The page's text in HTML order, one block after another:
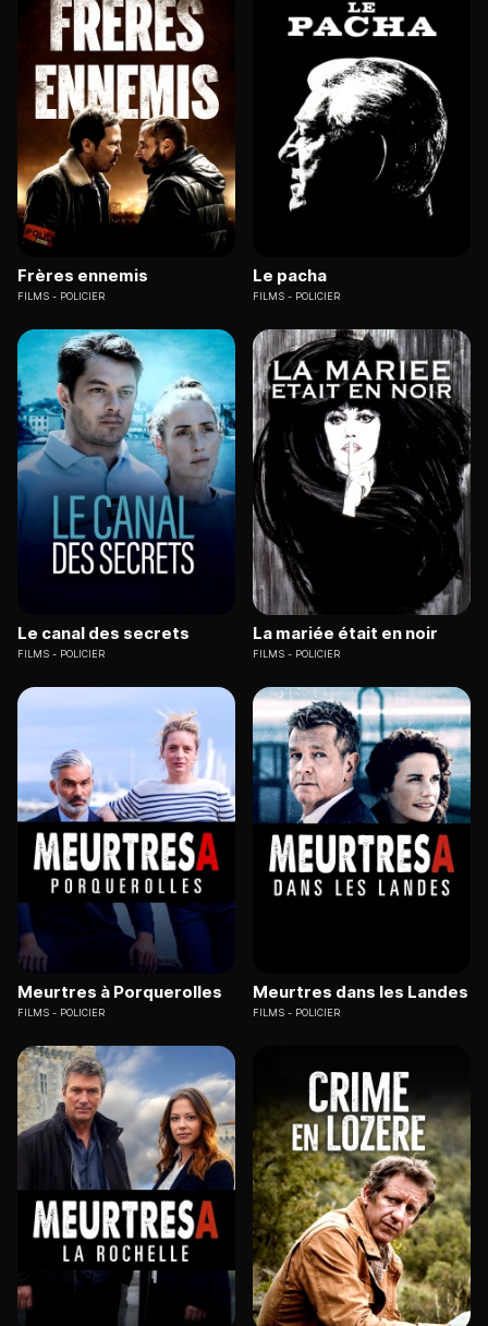
Frères ennemis
FILMS POLICIER
Le pacha
FILMS POLICIER
Le canal des secrets
FILMS POLICIER
La mariée était en noir
FILMS POLICIER
Meurtres à Porquerolles
FILMS POLICIER
Meurtres dans les Landes
FILMS POLICIER